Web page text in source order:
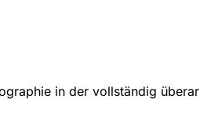
in der vollständig